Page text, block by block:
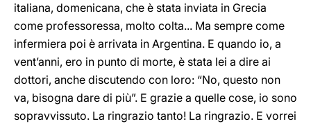
italiana, domenicana, che è stata inviata in Grecia
come professoressa, molto colta... Ma sempre come
infermiera poi è arrivata in Argentina. E quando io, a
vent’anni, ero in punto di morte, è stata lei a dire ai
dottori, anche discutendo con loro: “No, questo non
va, bisogna dare di più”. E grazie a quelle cose, io sono
sopravvissuto. La ringrazio tanto! La ringrazio. E vorrei